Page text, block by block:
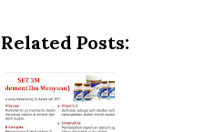
Related Posts: